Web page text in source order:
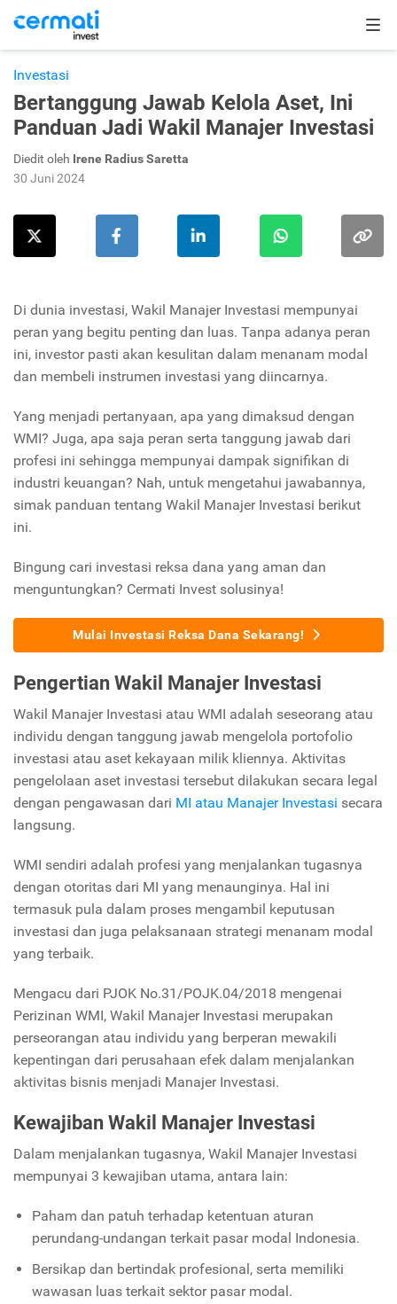
Investasi
Bertanggung Jawab Kelola Aset, Ini
Panduan Jadi Wakil Manajer Investasi
Diedit oleh Irene Radius Saretta
30 Juni 2024
Di dunia investasi, Wakil Manajer Investasi mempunyai
peran yang begitu penting dan luas. Tanpa adanya peran
ini, investor pasti akan kesulitan dalam menanam modal
dan membeli instrumen investasi yang diincarnya.
Yang menjadi pertanyaan, apa yang dimaksud dengan
WMI? Juga, apa saja peran serta tanggung jawab dari
profesi ini sehingga mempunyai dampak signifikan di
industri keuangan? Nah, untuk mengetahui jawabannya,
simak panduan tentang Wakil Manajer Investasi berikut
ini.
Bingung cari investasi reksa dana yang aman dan
menguntungkan? Cermati Invest solusinya!
Mulai Investasi Reksa Dana Sekarang!
Pengertian Wakil Manajer Investasi
Wakil Manajer Investasi atau WMI adalah seseorang atau
individu dengan tanggung jawab mengelola portofolio
investasi atau aset kekayaan milik kliennya. Aktivitas
pengelolaan aset investasi tersebut dilakukan secara legal
dengan pengawasan dari MI atau Manajer Investasi secara
langsung.
WMI sendiri adalah profesi yang menjalankan tugasnya
dengan otoritas dari MI yang menaunginya. Hal ini
termasuk pula dalam proses mengambil keputusan
investasi dan juga pelaksanaan strategi menanam modal
yang terbaik.
Mengacu dari PJOK No.31/POJK.04/2018 mengenai
Perizinan WMI, Wakil Manajer Investasi merupakan
perseorangan atau individu yang berperan mewakili
kepentingan dari perusahaan efek dalam menjalankan
aktivitas bisnis menjadi Manajer Investasi.
Kewajiban Wakil Manajer Investasi
Dalam menjalankan tugasnya, Wakil Manajer Investasi
mempunyai 3 kewajiban utama, antara lain:
Paham dan patuh terhadap ketentuan aturan
perundang-undangan terkait pasar modal Indonesia.
Bersikap dan bertindak profesional, serta memiliki
wawasan luas terkait sektor pasar modal.